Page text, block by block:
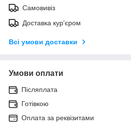
Самовивіз
Доставка кур'єром
Всі умови доставки
Умови оплати
Післяплата
Готівкою
Оплата за реквізитами